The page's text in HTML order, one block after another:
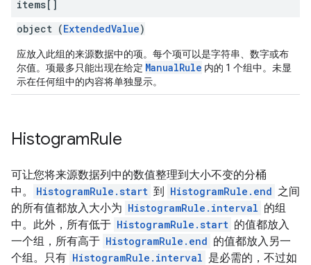
items[]
object (ExtendedValue)
应放入此组的来源数据中的项。每个项可以是字符串、数字或布
尔值。项最多只能出现在给定 ManualRule 内的 1 个组中。未显
示在任何组中的内容将单独显示。
HistogramRule
可让您将来源数据列中的数值整理到大小不变的分桶
中。
HistogramRule.start 到 HistogramRule.end 之间
的所有值都放入大小为 HistogramRule.interval 的组
中。此外，所有低于 HistogramRule.start 的值都放入
一个组，所有高于 HistogramRule.end 的值都放入另一
个组。只有 HistogramRule.interval 是必需的，不过如